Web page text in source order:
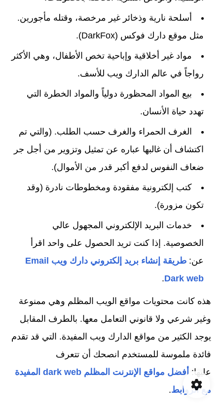
أسلحة نارية وذخائر غير مرخصة، وقتله مأجورين.
مثل موقع دارك فوكس (DarkFox).
مواد غير أخلاقية وإباحية تخص الأطفال، وهي الأكثر
رواجاً في عالم الدارك ويب للأسف.
بيع المواد المحظورة دولياً والمواد الخطرة التي
تهدد حياة الأنسان.
الغرف الحمراء والغرف حسب الطلب. (والتي تم
اكتشاف أن غالبها عباره عن تمثيل وتزوير من أجل جر
ضعاف النفوس لدفع أكبر قدر من الأموال).
كتب إلكترونية مفقودة ومخطوطات نادرة (وقد
تكون مزورة).
خدمات البريد الإلكتروني المجهول عالي
الخصوصية. إذا كنت تريد الحصول على واحد اقرأ
عن:
طريقة إنشاء بريد إلكتروني دارك ويب Email
Dark web
.
هذه كانت محتويات مواقع الويب المظلم وهي ممنوعة
وغير شرعي ولا قانوني التعامل معها. بالطرف المقابل
يوجد الكثير من مواقع الدارك ويب المفيدة. التي قد تقدم
فائدة ملموسة للمستخدم انصحك أن تتعرف
عليها:
أفضل مواقع الإنترنت المظلم dark web المفيدة
مع الروابط.